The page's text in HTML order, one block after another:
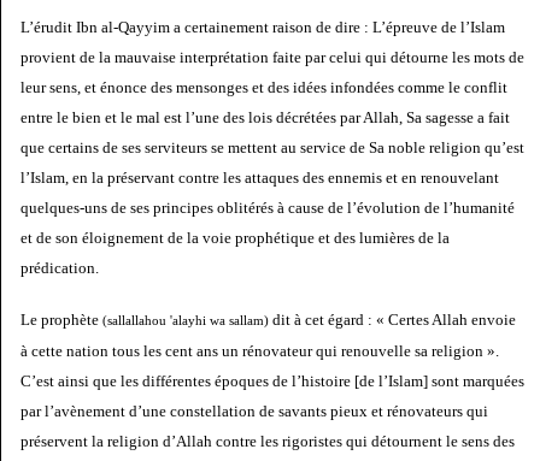
L’érudit Ibn al-Qayyim a certainement raison de dire : L’épreuve de l’Islam
provient de la mauvaise interprétation faite par celui qui détourne les mots de
leur sens, et énonce des mensonges et des idées infondées comme le conflit
entre le bien et le mal est l’une des lois décrétées par Allah, Sa sagesse a fait
que certains de ses serviteurs se mettent au service de Sa noble religion qu’est
l’Islam, en la préservant contre les attaques des ennemis et en renouvelant
quelques-uns de ses principes oblitérés à cause de l’évolution de l’humanité
et de son éloignement de la voie prophétique et des lumières de la
prédication.
Le prophète (sallallahou 'alayhi wa sallam) dit à cet égard : « Certes Allah envoie
à cette nation tous les cent ans un rénovateur qui renouvelle sa religion ».
C’est ainsi que les différentes époques de l’histoire [de l’Islam] sont marquées
par l’avènement d’une constellation de savants pieux et rénovateurs qui
préservent la religion d’Allah contre les rigoristes qui détournent le sens des